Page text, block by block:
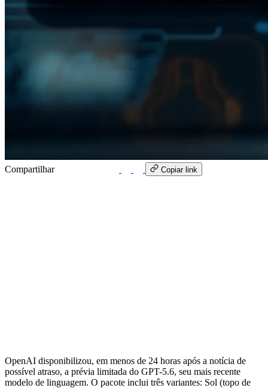
Compartilhar Copiar link
OpenAI disponibilizou, em menos de 24 horas após a notícia de
possível atraso, a prévia limitada do GPT-5.6, seu mais recente
modelo de linguagem. O pacote inclui três variantes: Sol (topo de